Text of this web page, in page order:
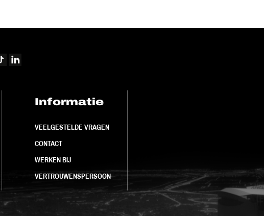
Informatie
VEELGESTELDE VRAGEN
CONTACT
WERKEN BIJ
VERTROUWENSPERSOON